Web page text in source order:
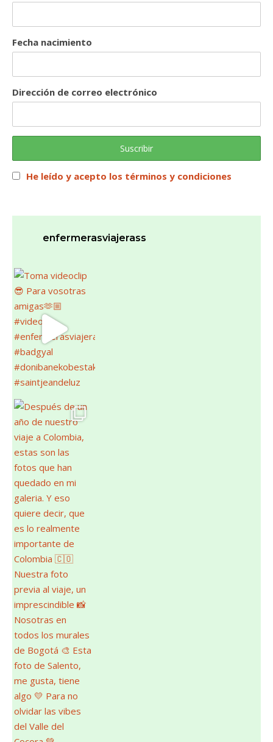
Fecha nacimiento
Dirección de correo electrónico
He leído y acepto los términos y condiciones
enfermerasviajerass